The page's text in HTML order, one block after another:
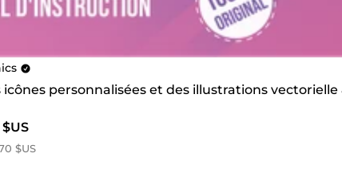
icônes personnalisées et des illustrations vectorielle
$US